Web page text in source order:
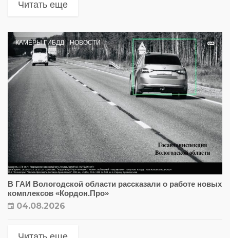
Читать еще
КАМЕРЫ ГИБДД НОВОСТИ
В ГАИ Вологодской области рассказали о работе новых
комплексов «Кордон.Про»
04.08.2026